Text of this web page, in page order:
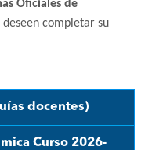
Oficiales de
completar su
docentes)
Curso 2026-